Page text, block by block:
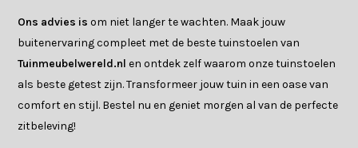
Ons advies is om niet langer te wachten. Maak jouw
buitenervaring compleet met de beste tuinstoelen van
Tuinmeubelwereld.nl en ontdek zelf waarom onze tuinstoelen
als beste getest zijn. Transformeer jouw tuin in een oase van
comfort en stijl. Bestel nu en geniet morgen al van de perfecte
zitbeleving!